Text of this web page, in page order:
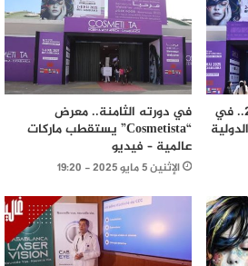
“كوسميتيستا إكسبو” 2025.. في
في دورته الثامنة.. معرض
“Cosmetista” يستقطب ماركات
عالمية – فيديو
الإثنين 5 مايو 2025 - 19:20